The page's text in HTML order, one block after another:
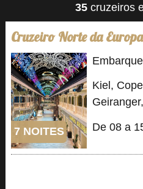
35 cruzeiros
Cruzeiro Norte da Europa
7 NOITES
Kiel,
De 08 a